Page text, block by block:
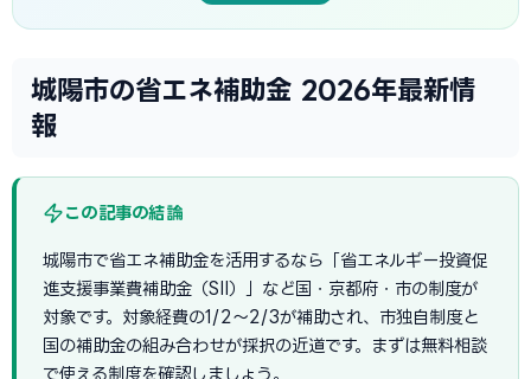
城陽市の省エネ補助金 2026年最新情
報
この記事の結論
城陽市で省エネ補助金を活用するなら「省エネルギー投資促
進支援事業費補助金（SII）」など国・京都府・市の制度が
対象です。対象経費の1/2〜2/3が補助され、市独自制度と
国の補助金の組み合わせが採択の近道です。まずは無料相談
で使える制度を確認しましょう。